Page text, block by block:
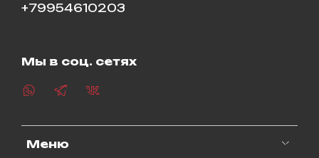
Меню
+79954610203
Мы в соц. сетях